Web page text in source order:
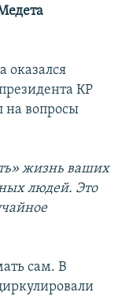
оказался
КР
на вопросы
жизнь ваших
людей. Это
сам. В